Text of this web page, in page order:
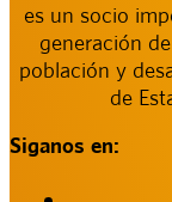
es un socio
generación
población y
de
Siganos en: